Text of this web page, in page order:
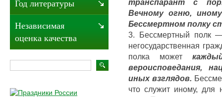
Вечному огню,
Бессмертном полку
3. Бессмертный полк —
негосударственная
полка может
вероисповедания,
иных взглядов.
что служит иному,
Год литературы
Независимая
оценка качества